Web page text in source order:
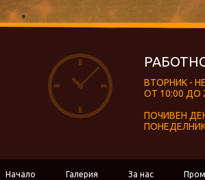
ВТОРНИК -
ОТ 10:00 ДО
ПОЧИВЕН
Начало Галерия За нас